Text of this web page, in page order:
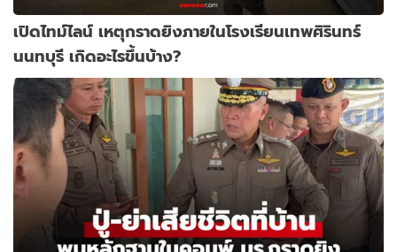
เปิดไทม์ไลน์ เหตุกราดยิงภายในโรงเรียนเทพศิรินทร์
นนทบุรี เกิดอะไรขึ้นบ้าง?